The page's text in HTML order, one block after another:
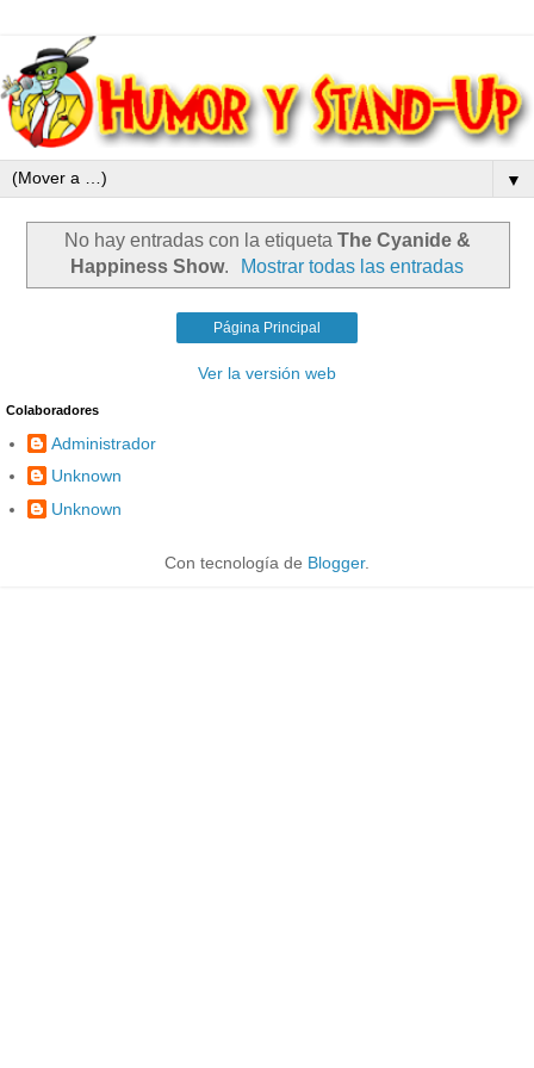
▼
No hay entradas con la etiqueta The Cyanide &
Happiness Show. Mostrar todas las entradas
Página Principal
Ver la versión web
Colaboradores
Administrador
Unknown
Unknown
Con tecnología de Blogger.